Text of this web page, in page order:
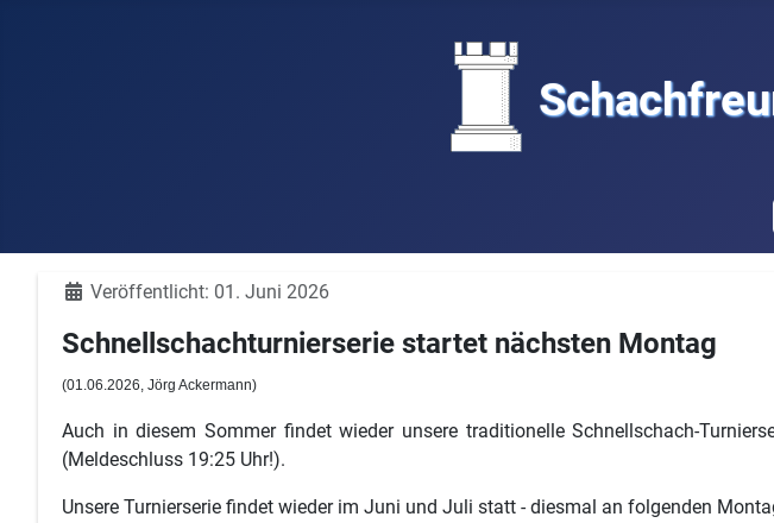
DetailsVeröffentlicht: 01. Juni 2026
Schnellschachturnierserie startet nächsten Montag
(01.06.2026, Jörg Ackermann)
Auch in diesem Sommer findet wieder unsere traditionelle Schnellschach-
(Meldeschluss 19:25 Uhr!).
Unsere Turnierserie findet wieder im Juni und Juli statt - diesmal an folgenden